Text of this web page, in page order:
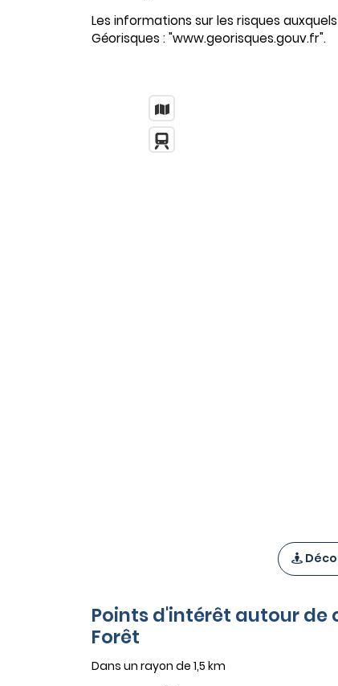
Les informations sur les risques
Géorisques : "www.georisques.gouv.fr".
Points d'intérêt autour de
Forêt
Dans un rayon de 1,5 km